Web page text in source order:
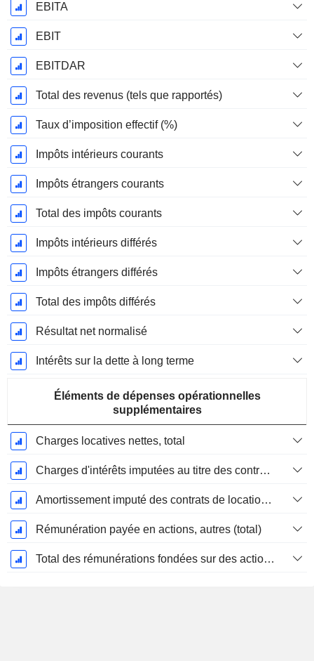
EBITA
EBIT
EBITDAR
Total des revenus (tels que rapportés)
Taux d’imposition effectif (%)
Impôts intérieurs courants
Impôts étrangers courants
Total des impôts courants
Impôts intérieurs différés
Impôts étrangers différés
Total des impôts différés
Résultat net normalisé
Intérêts sur la dette à long terme
Éléments de dépenses opérationnelles
supplémentaires
Charges locatives nettes, total
Charges d'intérêts imputées au titre des contrats de location
Amortissement imputé des contrats de location simple
Rémunération payée en actions, autres (total)
Total des rémunérations fondées sur des actions